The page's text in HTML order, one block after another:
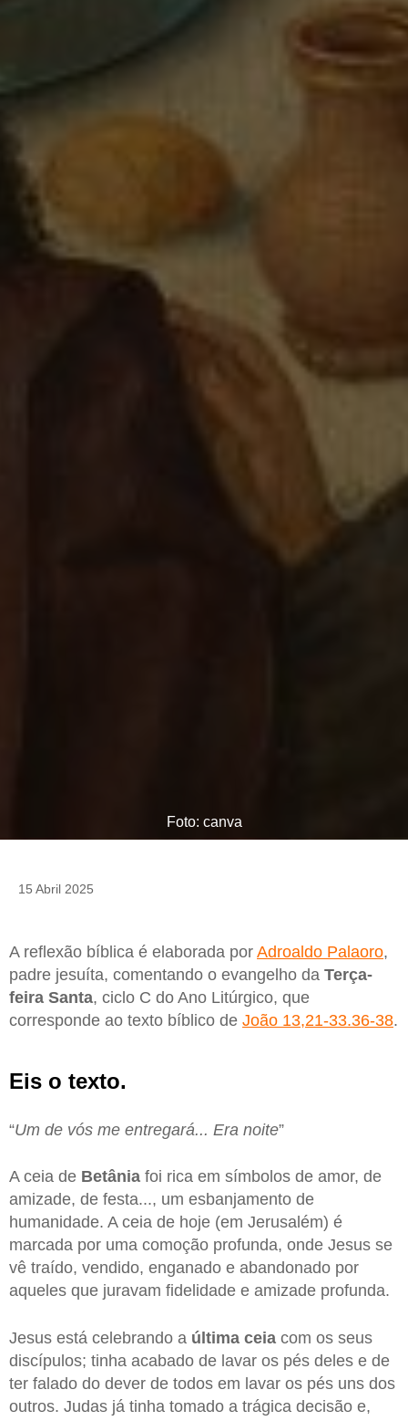
Foto: canva
15 Abril 2025
A reflexão bíblica é elaborada por Adroaldo Palaoro,
padre jesuíta, comentando o evangelho da Terça-
feira Santa, ciclo C do Ano Litúrgico, que
corresponde ao texto bíblico de João 13,21-33.36-38.
Eis o texto.
“Um de vós me entregará... Era noite”
A ceia de Betânia foi rica em símbolos de amor, de
amizade, de festa..., um esbanjamento de
humanidade. A ceia de hoje (em Jerusalém) é
marcada por uma comoção profunda, onde Jesus se
vê traído, vendido, enganado e abandonado por
aqueles que juravam fidelidade e amizade profunda.
Jesus está celebrando a última ceia com os seus
discípulos; tinha acabado de lavar os pés deles e de
ter falado do dever de todos em lavar os pés uns dos
outros. Judas já tinha tomado a trágica decisão e,